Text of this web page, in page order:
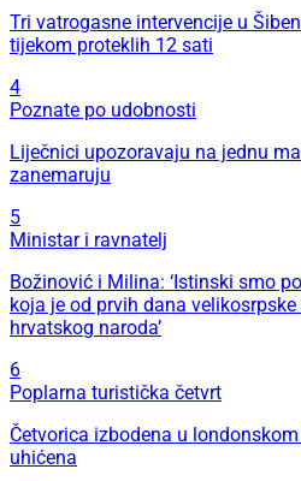
Tri vatrogasne intervencije u
tijekom proteklih 12 sati
4
Poznate po udobnosti
Liječnici upozoravaju na jednu
zanemaruju
5
Ministar i ravnatelj
Božinović i Milina: ‘Istinski smo
koja je od prvih dana
hrvatskog naroda’
6
Poplarna turistička četvrt
Četvorica izbodena u
uhićena